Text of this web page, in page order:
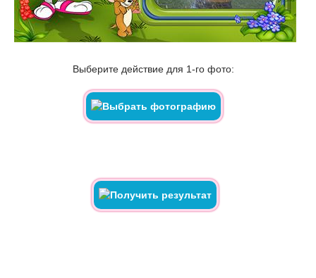
Выберите действие для 1-го фото: